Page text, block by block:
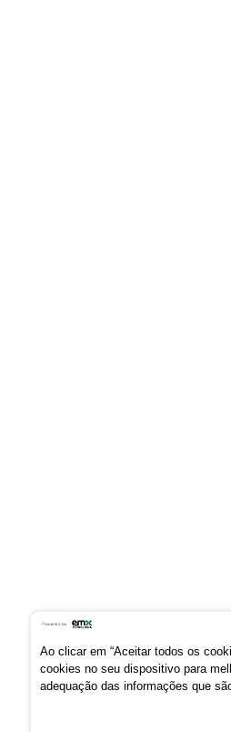
Ao clicar em “Aceitar todos os
cookies no seu dispositivo para
adequação das informações que